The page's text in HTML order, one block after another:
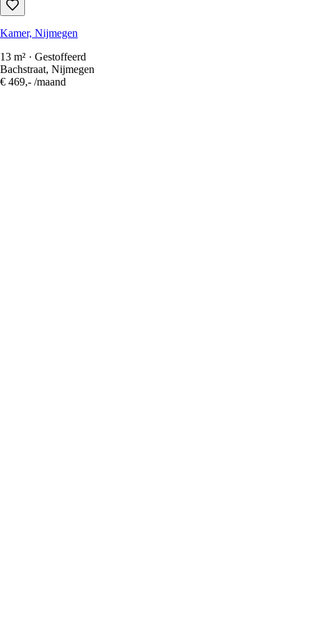
Kamer, Nijmegen
13 m² · Gestoffeerd
Bachstraat, Nijmegen
€ 469,- /maand